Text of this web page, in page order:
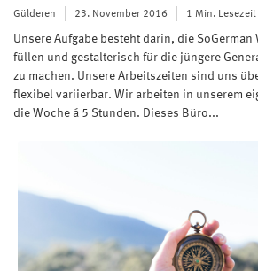
Gülderen 23. November 2016 1 Min. Lesezeit
Unsere Aufgabe besteht darin, die SoGerman
füllen und gestalterisch für die jüngere
zu machen. Unsere Arbeitszeiten sind uns
flexibel variierbar. Wir arbeiten in unserem
die Woche á 5 Stunden. Dieses Büro...